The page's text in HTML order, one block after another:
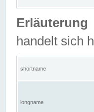
handelt sich
shortname
longname